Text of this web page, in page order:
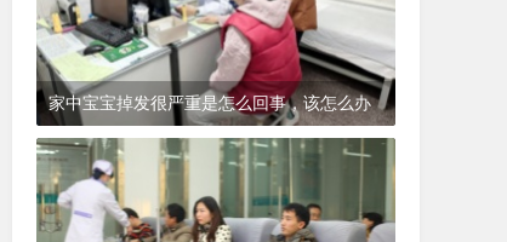
家中宝宝掉发很严重是怎么回事，该怎么办
1年前(2024-12-06) 皮肤科